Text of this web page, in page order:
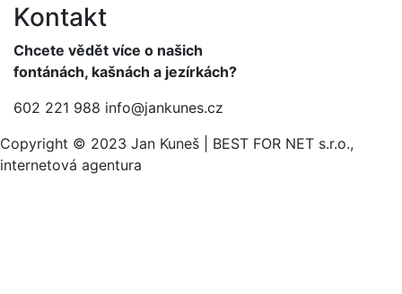
Kontakt
Chcete vědět více o našich
fontánách, kašnách a jezírkách?
602 221 988 info@jankunes.cz
Copyright © 2023 Jan Kuneš | BEST FOR NET s.r.o.,
internetová agentura